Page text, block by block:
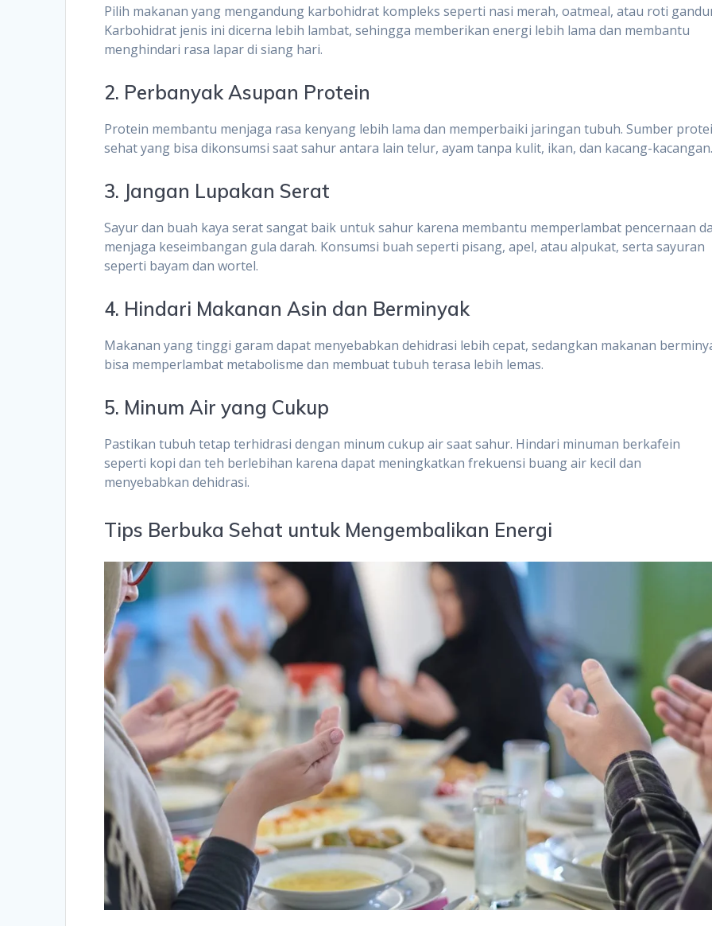
Pilih makanan yang mengandung karbohidrat kompleks seperti nasi merah, oatmeal, atau roti
Karbohidrat jenis ini dicerna lebih lambat, sehingga memberikan energi lebih lama dan membantu
menghindari rasa lapar di siang hari.
2. Perbanyak Asupan Protein
Protein membantu menjaga rasa kenyang lebih lama dan memperbaiki jaringan tubuh. Sumber
sehat yang bisa dikonsumsi saat sahur antara lain telur, ayam tanpa kulit, ikan, dan kacang-kacangan.
3. Jangan Lupakan Serat
Sayur dan buah kaya serat sangat baik untuk sahur karena membantu memperlambat pencernaan
menjaga keseimbangan gula darah. Konsumsi buah seperti pisang, apel, atau alpukat, serta sayuran
seperti bayam dan wortel.
4. Hindari Makanan Asin dan Berminyak
Makanan yang tinggi garam dapat menyebabkan dehidrasi lebih cepat, sedangkan makanan
bisa memperlambat metabolisme dan membuat tubuh terasa lebih lemas.
5. Minum Air yang Cukup
Pastikan tubuh tetap terhidrasi dengan minum cukup air saat sahur. Hindari minuman berkafein
seperti kopi dan teh berlebihan karena dapat meningkatkan frekuensi buang air kecil dan
menyebabkan dehidrasi.
Tips Berbuka Sehat untuk Mengembalikan Energi